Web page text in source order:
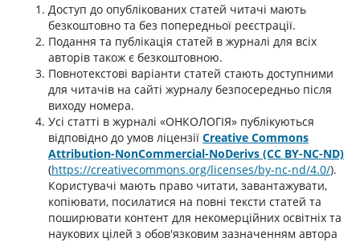
Доступ до опублікованих статей читачі мають
безкоштовно та без попередньої реєстрації.
Подання та публікація статей в журналі для всіх
авторів також є безкоштовною.
Повнотекстові варіанти статей стають доступними
для читачів на сайті журналу безпосередньо після
виходу номера.
Усі статті в журналі «ОНКОЛОГІЯ» публікуються
відповідно до умов ліцензії Creative Commons
Attribution-NonCommercial-NoDerivs (CC BY-NC-ND)
(https://creativecommons.org/licenses/by-nc-nd/4.0/).
Користувачі мають право читати, завантажувати,
копіювати, посилатися на повні тексти статей та
поширювати контент для некомерційних освітніх та
наукових цілей з обов'язковим зазначенням автора